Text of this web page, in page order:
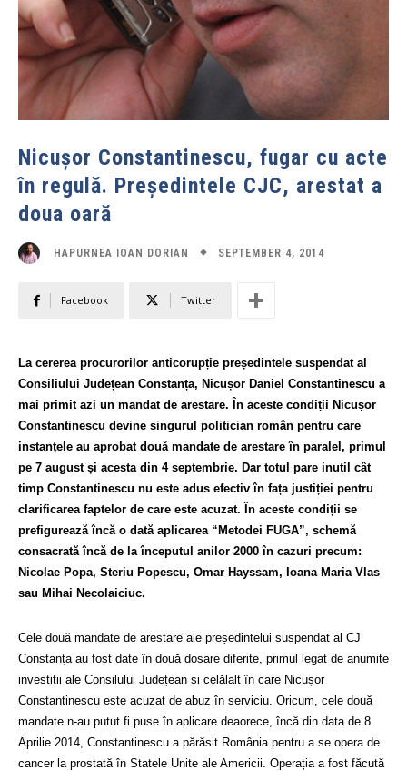
Nicușor Constantinescu, fugar cu acte
în regulă. Președintele CJC, arestat a
doua oară
HAPURNEA IOAN DORIAN SEPTEMBER 4, 2014
Facebook Twitter
La cererea procurorilor anticorupție președintele suspendat al
Consiliului Județean Constanța, Nicușor Daniel Constantinescu a
mai primit azi un mandat de arestare. În aceste condiții Nicușor
Constantinescu devine singurul politician român pentru care
instanțele au aprobat două mandate de arestare în paralel, primul
pe 7 august și acesta din 4 septembrie. Dar totul pare inutil cât
timp Constantinescu nu este adus efectiv în fața justiției pentru
clarificarea faptelor de care este acuzat. În aceste condiții se
prefigurează încă o dată aplicarea “Metodei FUGA”, schemă
consacrată încă de la începutul anilor 2000 în cazuri precum:
Nicolae Popa, Steriu Popescu, Omar Hayssam, Ioana Maria Vlas
sau Mihai Necolaiciuc.
Cele două mandate de arestare ale președintelui suspendat al CJ
Constanța au fost date în două dosare diferite, primul legat de anumite
investiții ale Consilului Județean și celălalt în care Nicușor
Constantinescu este acuzat de abuz în serviciu. Oricum, cele două
mandate n-au putut fi puse în aplicare deaorece, încă din data de 8
Aprilie 2014, Constantinescu a părăsit România pentru a se opera de
cancer la prostată în Statele Unite ale Americii. Operația a fost făcută